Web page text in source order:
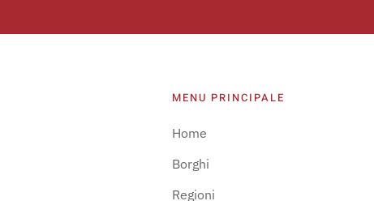
MENU PRINCIPALE
Home
Borghi
Regioni